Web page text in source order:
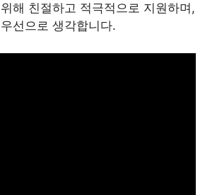
해 친절하고 적극적으로 지원하며,
선으로 생각합니다.